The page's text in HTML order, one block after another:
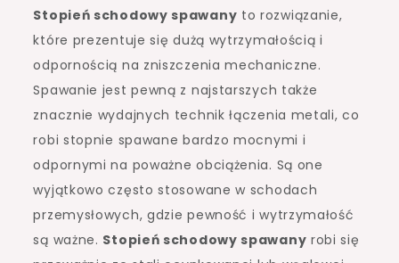
Stopień schodowy spawany to rozwiązanie,
które prezentuje się dużą wytrzymałością i
odpornością na zniszczenia mechaniczne.
Spawanie jest pewną z najstarszych także
znacznie wydajnych technik łączenia metali, co
robi stopnie spawane bardzo mocnymi i
odpornymi na poważne obciążenia. Są one
wyjątkowo często stosowane w schodach
przemysłowych, gdzie pewność i wytrzymałość
są ważne. Stopień schodowy spawany robi się